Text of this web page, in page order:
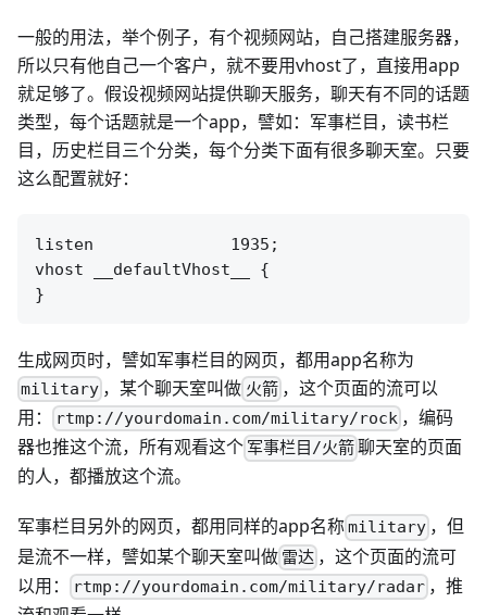
一般的用法，举个例子，有个视频网站，自己搭建服务器，
所以只有他自己一个客户，就不要用vhost了，直接用app
就足够了。假设视频网站提供聊天服务，聊天有不同的话题
类型，每个话题就是一个app，譬如：军事栏目，读书栏
目，历史栏目三个分类，每个分类下面有很多聊天室。只要
这么配置就好：
listen              1935;
vhost __defaultVhost__ {
生成网页时，譬如军事栏目的网页，都用app名称为
military ，某个聊天室叫做 火箭，这个页面的流可以
用：
rtmp://yourdomain.com/military/rock ，编码
器也推这个流，所有观看这个 军事栏目/火箭聊天室的页面
的人，都播放这个流。
军事栏目另外的网页，都用同样的app名称military ，但
是流不一样，譬如某个聊天室叫做 雷达 ，这个页面的流可
以用：
rtmp://yourdomain.com/military/radar ，推